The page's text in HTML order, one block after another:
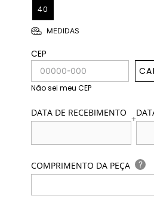
40
MEDIDAS
CEP
Não sei meu CEP
DATA DE RECEBIMENTO +
COMPRIMENTO DA PEÇA ?